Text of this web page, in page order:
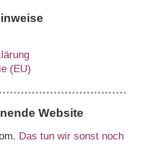
(EU)
Website
Das tun wir sonst noch